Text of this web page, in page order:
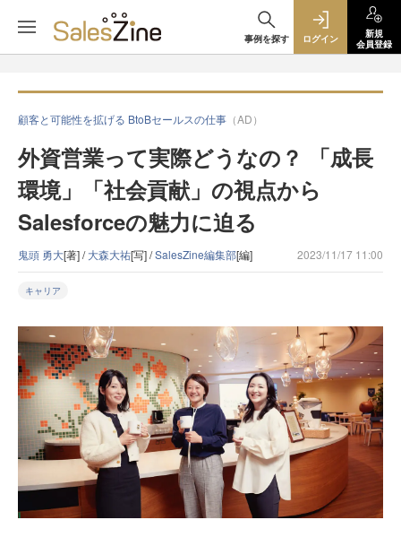
事例を探す ログイン
新規
会員登録
顧客と可能性を拡げる BtoBセールスの仕事 （AD）
外資営業って実際どうなの？ 「成長
環境」「社会貢献」の視点から
Salesforceの魅力に迫る
鬼頭 勇大[著] /大森大祐[写] /SalesZine編集部[編] 2023/11/17 11:00
キャリア